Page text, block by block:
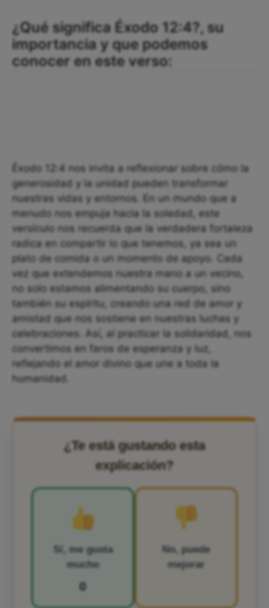
¿Qué significa Éxodo 12:4?, su
importancia y que podemos
conocer en este verso:
Éxodo 12:4 nos invita a reflexionar sobre cómo la
generosidad y la unidad pueden transformar
nuestras vidas y entornos. En un mundo que a
menudo nos empuja hacia la soledad, este
versículo nos recuerda que la verdadera fortaleza
radica en compartir lo que tenemos, ya sea un
plato de comida o un momento de apoyo. Cada
vez que extendemos nuestra mano a un vecino,
no solo estamos alimentando su cuerpo, sino
también su espíritu, creando una red de amor y
amistad que nos sostiene en nuestras luchas y
celebraciones. Así, al practicar la solidaridad, nos
convertimos en faros de esperanza y luz,
reflejando el amor divino que une a toda la
humanidad.
¿Te está gustando esta
explicación?
Sí, me gusta
mucho
0
No, puede
mejorar